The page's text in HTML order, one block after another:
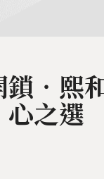
鎖‧熙
心之選